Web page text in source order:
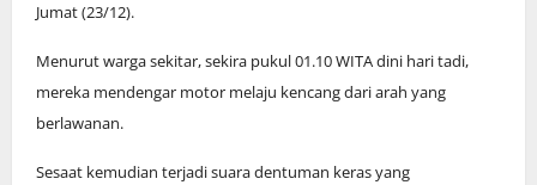
Jumat (23/12).
Menurut warga sekitar, sekira pukul 01.10 WITA dini hari tadi,
mereka mendengar motor melaju kencang dari arah yang
berlawanan.
Sesaat kemudian terjadi suara dentuman keras yang